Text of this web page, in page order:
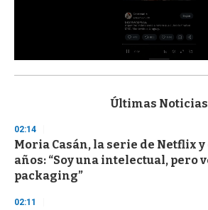
s
d
s
o
f
3
s
Últimas Noticias
02:14
Moria Casán, la serie de Netflix
años: “Soy una intelectual, pero
packaging”
02:11